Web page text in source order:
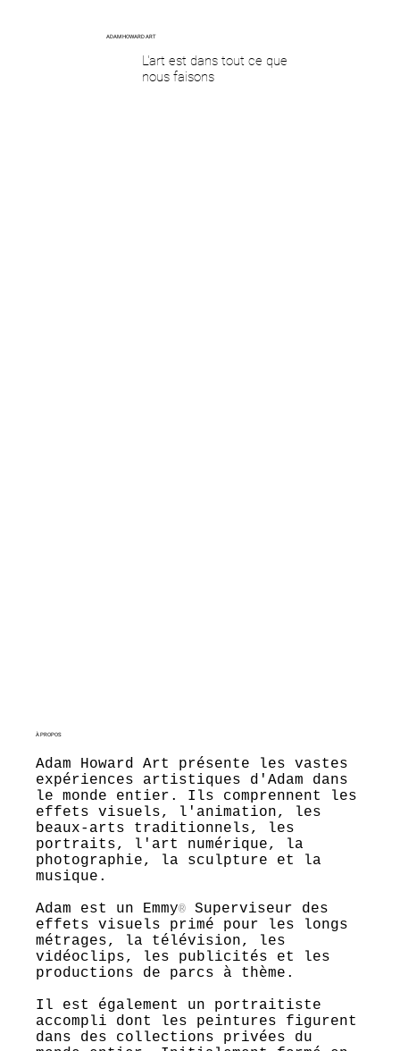
ADAM HOWARD ART
L'art est dans tout ce que
nous faisons
Adam Howard Art présente les vastes
expériences artistiques d'Adam dans
le monde entier. Ils comprennent les
effets visuels, l'animation, les
beaux-arts traditionnels, les
portraits, l'art numérique, la
photographie, la sculpture et la
musique.
Adam est un Emmy®
Superviseur des
effets visuels primé pour les longs
métrages, la télévision, les
vidéoclips, les publicités et les
productions de parcs à thème.
Il est également un portraitiste
accompli dont les peintures figurent
dans des collections privées du
À PROPOS